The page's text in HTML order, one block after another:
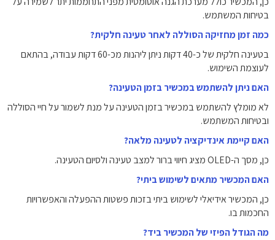
בטיחות המשתמש.
כמה זמן מחזיקה הסוללה לאחר טעינה חלקית?
בטעינה חלקית של כ-40 דקות ניתן ליהנות מכ-60 דקות עבודה, בהתאם
לעוצמת השימוש.
האם ניתן להשתמש במכשיר בזמן הטעינה?
לא מומלץ להשתמש במכשיר בזמן הטעינה על מנת לשמור על חיי הסוללה
ובטיחות המשתמש.
האם קיימת אינדיקציה לטעינה מלאה?
כן, מסך ה-OLED מציג חיווי ברור למצב טעינה ולסיום הטעינה.
האם המכשיר מתאים לשימוש ביתי?
כן, המכשיר אידיאלי לשימוש ביתי בזכות פשטות ההפעלה והאפשרויות
החכמות בו.
מה הגודל הפיזי של המכשיר ביד?